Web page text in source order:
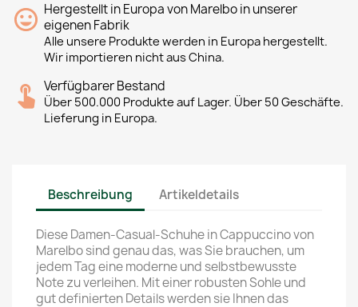
Hergestellt in Europa von Marelbo in unserer
eigenen Fabrik
Alle unsere Produkte werden in Europa hergestellt.
Wir importieren nicht aus China.
Verfügbarer Bestand
Über 500.000 Produkte auf Lager. Über 50 Geschäfte.
Lieferung in Europa.
Beschreibung Artikeldetails
Diese Damen-Casual-Schuhe in Cappuccino von
Marelbo sind genau das, was Sie brauchen, um
jedem Tag eine moderne und selbstbewusste
Note zu verleihen. Mit einer robusten Sohle und
gut definierten Details werden sie Ihnen das